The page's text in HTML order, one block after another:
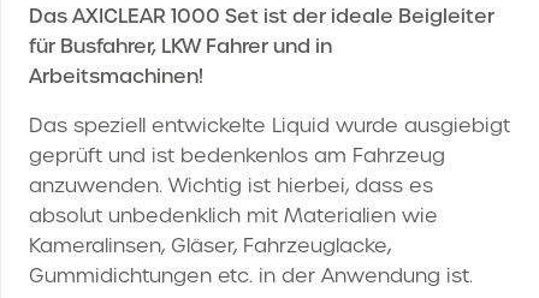
Das AXICLEAR 1000 Set ist der ideale Beigleiter
für Busfahrer, LKW Fahrer und in
Arbeitsmachinen!
Das speziell entwickelte Liquid wurde ausgiebigt
geprüft und ist bedenkenlos am Fahrzeug
anzuwenden. Wichtig ist hierbei, dass es
absolut unbedenklich mit Materialien wie
Kameralinsen, Gläser, Fahrzeuglacke,
Gummidichtungen etc. in der Anwendung ist.